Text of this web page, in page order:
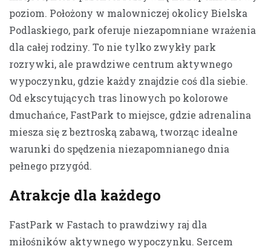
poziom. Położony w malowniczej okolicy Bielska
Podlaskiego, park oferuje niezapomniane wrażenia
dla całej rodziny. To nie tylko zwykły park
rozrywki, ale prawdziwe centrum aktywnego
wypoczynku, gdzie każdy znajdzie coś dla siebie.
Od ekscytujących tras linowych po kolorowe
dmuchańce, FastPark to miejsce, gdzie adrenalina
miesza się z beztroską zabawą, tworząc idealne
warunki do spędzenia niezapomnianego dnia
pełnego przygód.
Atrakcje dla każdego
FastPark w Fastach to prawdziwy raj dla
miłośników aktywnego wypoczynku. Sercem